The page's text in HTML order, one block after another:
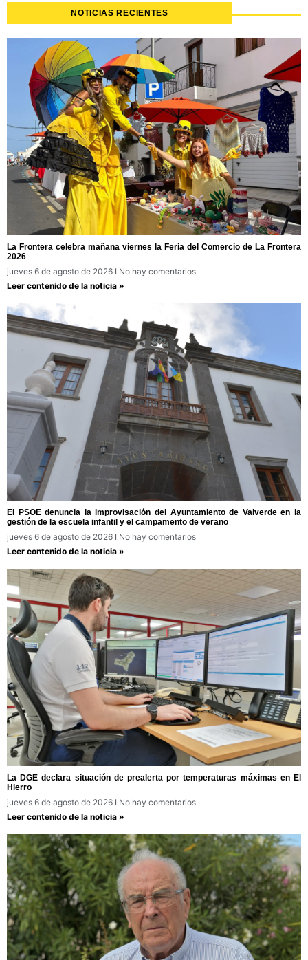
NOTICIAS RECIENTES
La Frontera celebra mañana viernes la Feria del Comercio de La Frontera
2026
jueves 6 de agosto de 2026
No hay comentarios
Leer contenido de la noticia »
El PSOE denuncia la improvisación del Ayuntamiento de Valverde en la
gestión de la escuela infantil y el campamento de verano
jueves 6 de agosto de 2026
No hay comentarios
Leer contenido de la noticia »
La DGE declara situación de prealerta por temperaturas máximas en El
Hierro
jueves 6 de agosto de 2026
No hay comentarios
Leer contenido de la noticia »